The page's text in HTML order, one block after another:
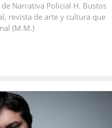
Narrativa Policial H. Bustos
revista de arte y cultura que
(M.M.)